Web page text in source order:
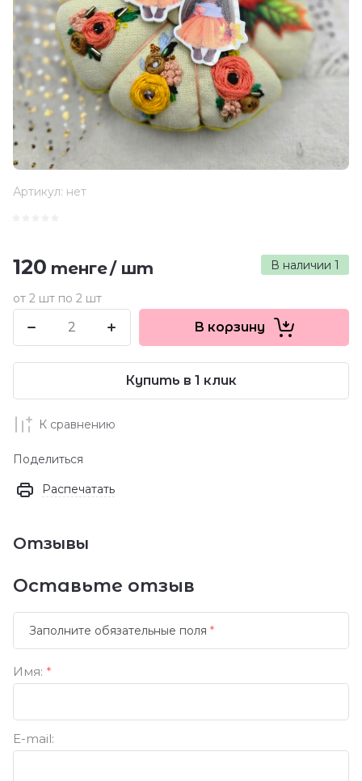
Артикул: нет
В наличии 1
120 тенге/шт
от 2 шт по 2 шт
В корзину
Купить в 1 клик
К сравнению
Поделиться
Распечатать
Отзывы
Оставьте отзыв
Заполните обязательные поля *
Имя: *
E-mail: